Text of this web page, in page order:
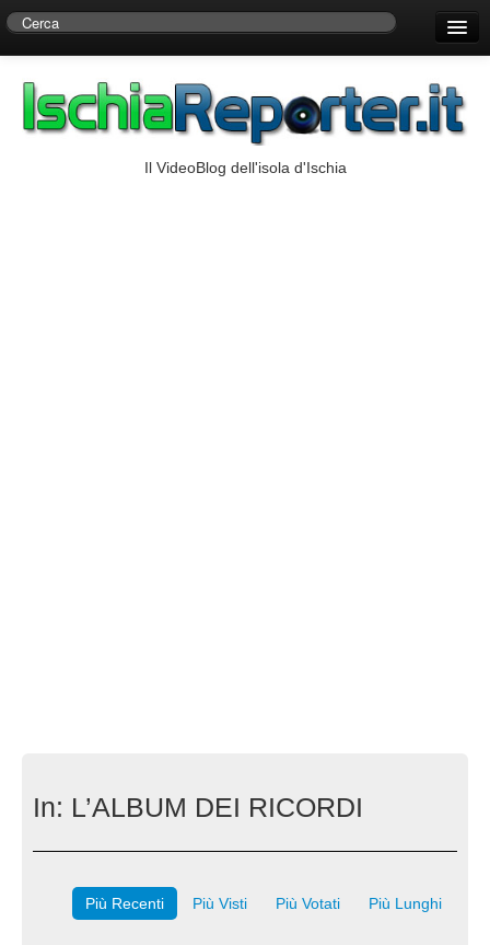
Centro di Ricerche Storiche D’Ambra
Il VideoBlog dell'isola d'Ischia
In: L’ALBUM DEI RICORDI
Più Recenti Più Visti Più Votati Più Lunghi